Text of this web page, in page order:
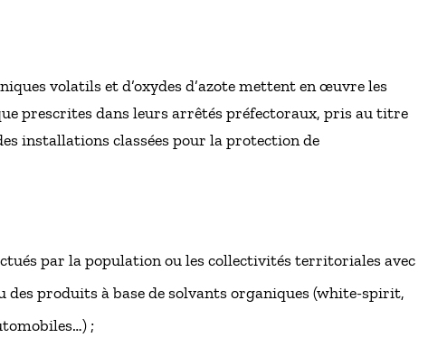
volatils et d’oxydes d’azote mettent en œuvre les
prescrites dans leurs arrêtés préfectoraux, pris au titre
installations classées pour la protection de
par la population ou les collectivités territoriales avec
produits à base de solvants organiques (white-spirit,
;